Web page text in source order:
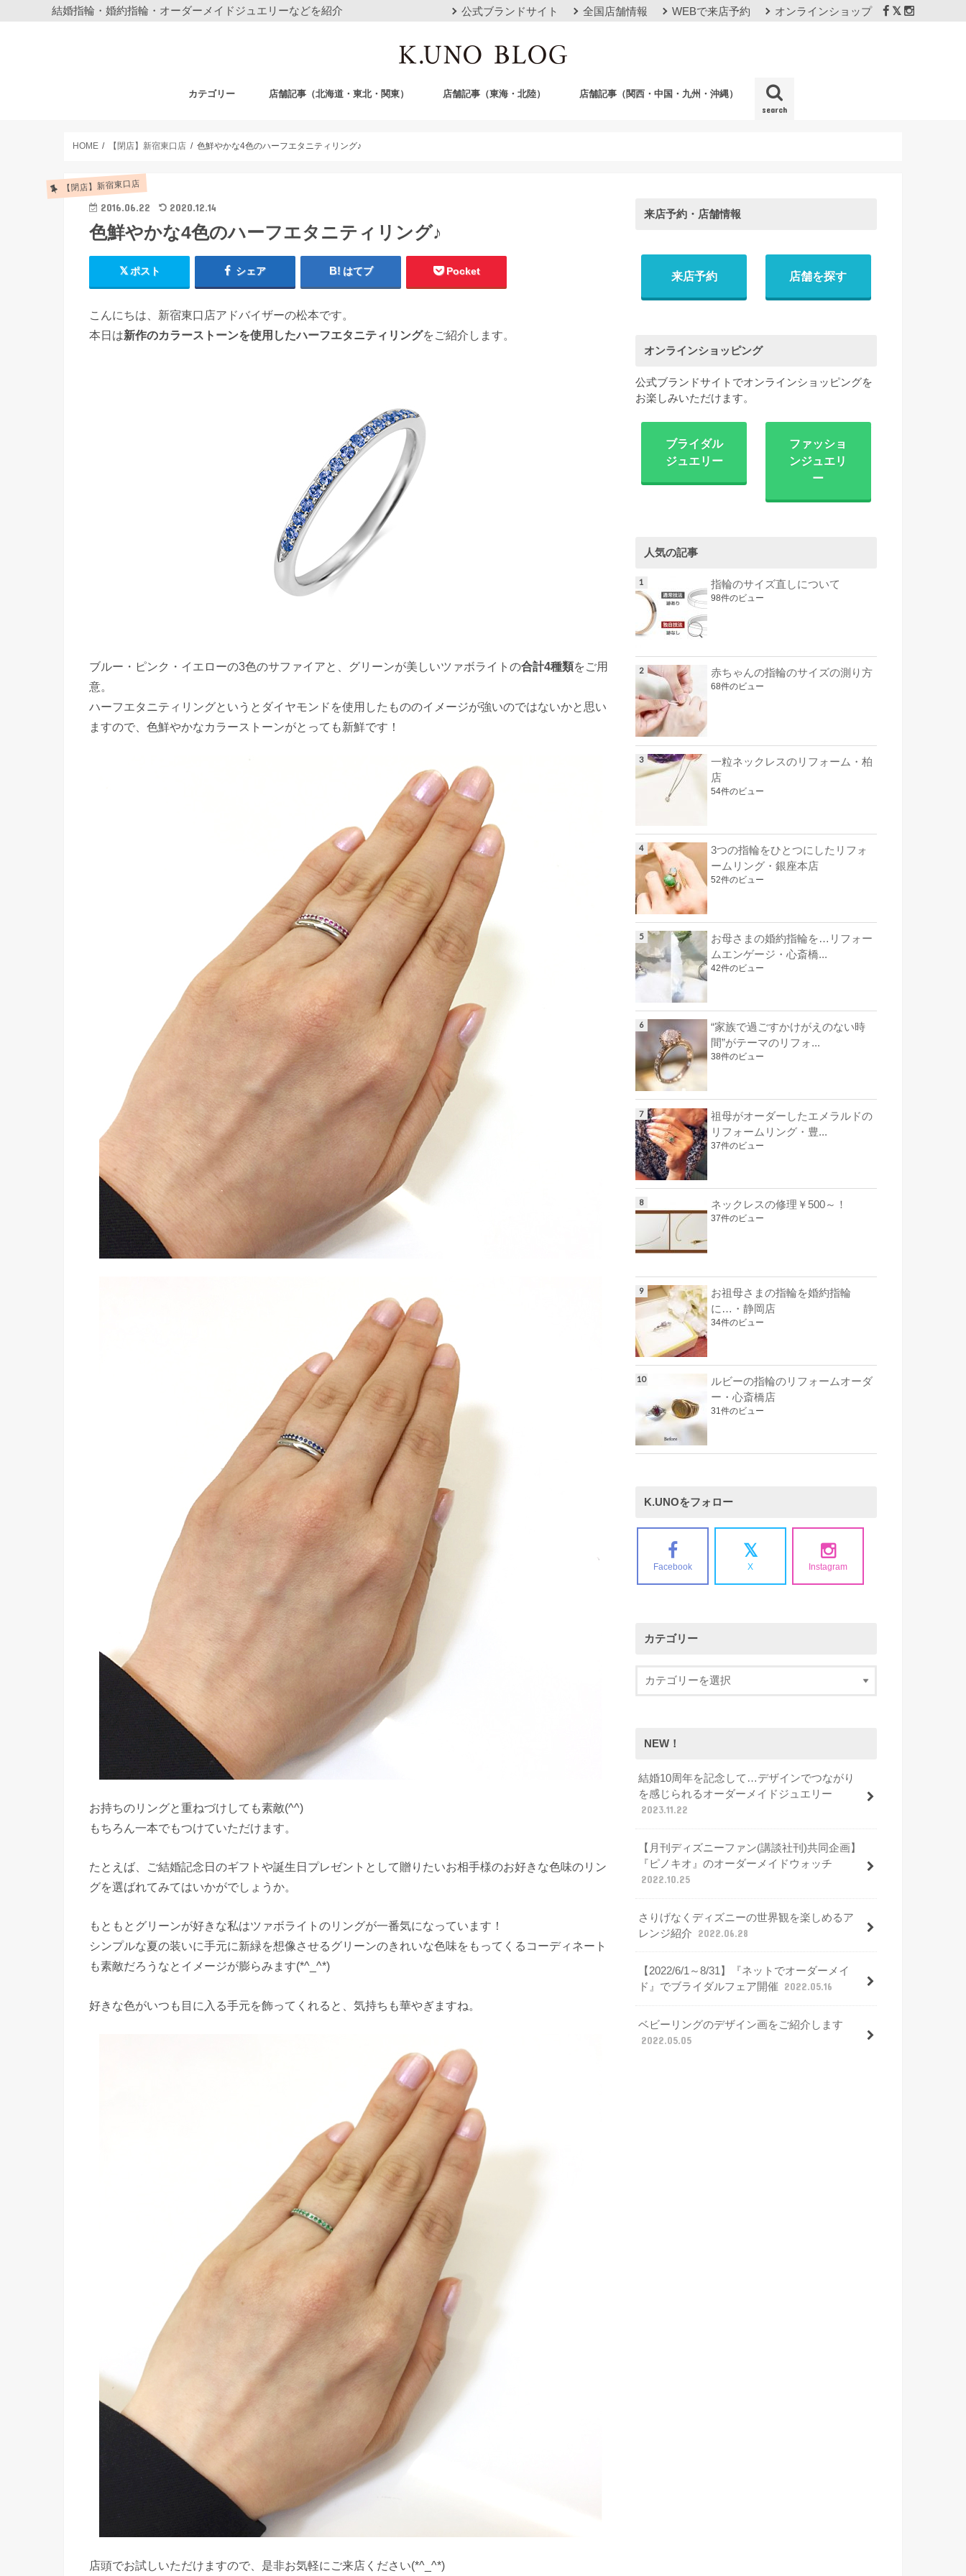
結婚指輪・婚約指輪・オーダーメイドジュエリーなどを紹介 公式ブランドサイト 全国店舗情報 WEBで来店予約 オンラインショップ
search
カテゴリー 店舗記事（北海道・東北・関東） 店舗記事（東海・北陸） 店舗記事（関西・中国・九州・沖縄）
HOME 【閉店】新宿東口店 色鮮やかな4色のハーフエタニティリング♪
【閉店】新宿東口店
2016.06.22 2020.12.14
色鮮やかな4色のハーフエタニティリング♪
ポスト シェア はてブ Pocket
こんにちは、新宿東口店アドバイザーの松本です。
本日は新作のカラーストーンを使用したハーフエタニティリングをご紹介します。
ブルー・ピンク・イエローの3色のサファイアと、グリーンが美しいツァボライトの合計4種類をご用
意。
ハーフエタニティリングというとダイヤモンドを使用したもののイメージが強いのではないかと思い
ますので、色鮮やかなカラーストーンがとっても新鮮です！
お持ちのリングと重ねづけしても素敵(^^)
もちろん一本でもつけていただけます。
たとえば、ご結婚記念日のギフトや誕生日プレゼントとして贈りたいお相手様のお好きな色味のリン
グを選ばれてみてはいかがでしょうか。
もともとグリーンが好きな私はツァボライトのリングが一番気になっています！
シンプルな夏の装いに手元に新緑を想像させるグリーンのきれいな色味をもってくるコーディネート
も素敵だろうなとイメージが膨らみます(*^_^*)
好きな色がいつも目に入る手元を飾ってくれると、気持ちも華やぎますね。
店頭でお試しいただけますので、是非お気軽にご来店ください(*^_^*)
来店予約・店舗情報
来店予約 店舗を探す
オンラインショッピング
公式ブランドサイトでオンラインショッピングを
お楽しみいただけます。
ブライダル
ジュエリー
ファッショ
ンジュエリ
ー
人気の記事
指輪のサイズ直しについて
98件のビュー
赤ちゃんの指輪のサイズの測り方
68件のビュー
一粒ネックレスのリフォーム・柏
店
54件のビュー
3つの指輪をひとつにしたリフォ
ームリング・銀座本店
52件のビュー
お母さまの婚約指輪を…リフォー
ムエンゲージ・心斎橋...
42件のビュー
“家族で過ごすかけがえのない時
間”がテーマのリフォ...
38件のビュー
祖母がオーダーしたエメラルドの
リフォームリング・豊...
37件のビュー
ネックレスの修理￥500～！
37件のビュー
お祖母さまの指輪を婚約指輪
に…・静岡店
34件のビュー
ルビーの指輪のリフォームオーダ
ー・心斎橋店
31件のビュー
K.UNOをフォロー
Facebook X Instagram
カテゴリー
NEW！
結婚10周年を記念して…デザインでつながり
を感じられるオーダーメイドジュエリー
2023.11.22
【月刊ディズニーファン(講談社刊)共同企画】
『ピノキオ』のオーダーメイドウォッチ
2022.10.25
さりげなくディズニーの世界観を楽しめるア
レンジ紹介
2022.06.28
【2022/6/1～8/31】『ネットでオーダーメイ
ド』でブライダルフェア開催
2022.05.16
ベビーリングのデザイン画をご紹介します
2022.05.05